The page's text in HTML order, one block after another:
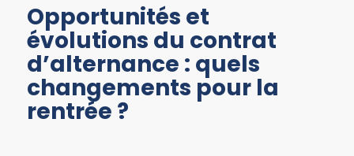
Opportunités et
évolutions du contrat
d’alternance : quels
changements pour la
rentrée ?